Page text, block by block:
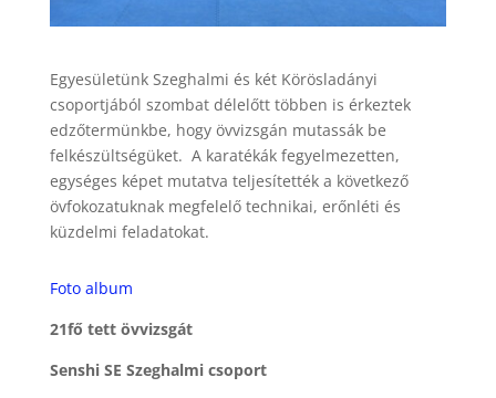
Egyesületünk Szeghalmi és két Körösladányi
csoportjából szombat délelőtt többen is érkeztek
edzőtermünkbe, hogy övvizsgán mutassák be
felkészültségüket. A karatékák fegyelmezetten,
egységes képet mutatva teljesítették a következő
övfokozatuknak megfelelő technikai, erőnléti és
küzdelmi feladatokat.
Foto album
21fő tett övvizsgát
Senshi SE Szeghalmi csoport